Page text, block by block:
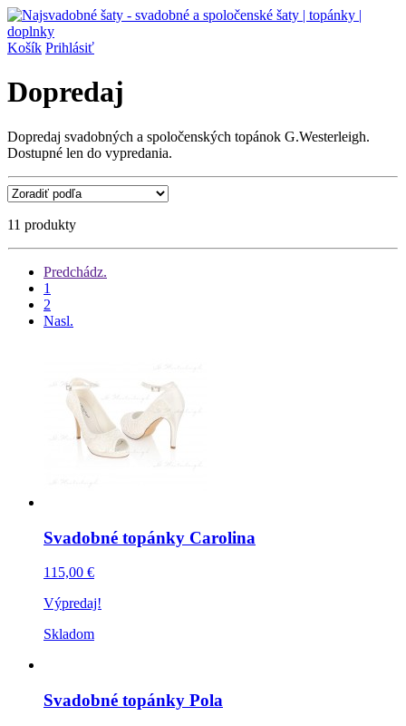
Košík Prihlásiť
Dopredaj
Dopredaj svadobných a spoločenských topánok G.Westerleigh.
Dostupné len do vypredania.
11 produkty
Predchádz.
1
2
Nasl.
Svadobné topánky Carolina
115,00 €
Výpredaj!
Skladom
Svadobné topánky Pola